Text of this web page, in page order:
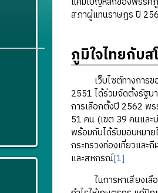
สภาผู้แทนราษฎร ปี
ภูมิใจไทยกับ
เว็บไซต์ทางการของ
2551 ได้ร่วมจัดตั้งรัฐบ
การเลือกตั้งปี 2562 พ
51 คน (เขต 39 คนและ
พร้อมกับได้รับมอบหมา
กระทรวงท่องเที่ยวและ
และสหกรณ์[1]
ในการหาเสียงเลือ